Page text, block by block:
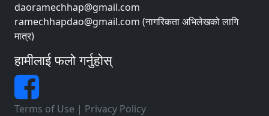
daoramechhap@gmail.com
ramechhapdao@gmail.com (नागरिकता अभिलेखको लागि
मात्र)
हामीलाई फलो गर्नुहोस्
Terms of Use | Privacy Policy